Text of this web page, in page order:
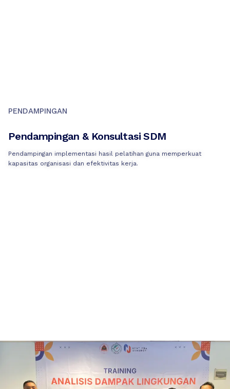
PENDAMPINGAN
Pendampingan & Konsultasi SDM
Pendampingan implementasi hasil pelatihan guna memperkuat
kapasitas organisasi dan efektivitas kerja.